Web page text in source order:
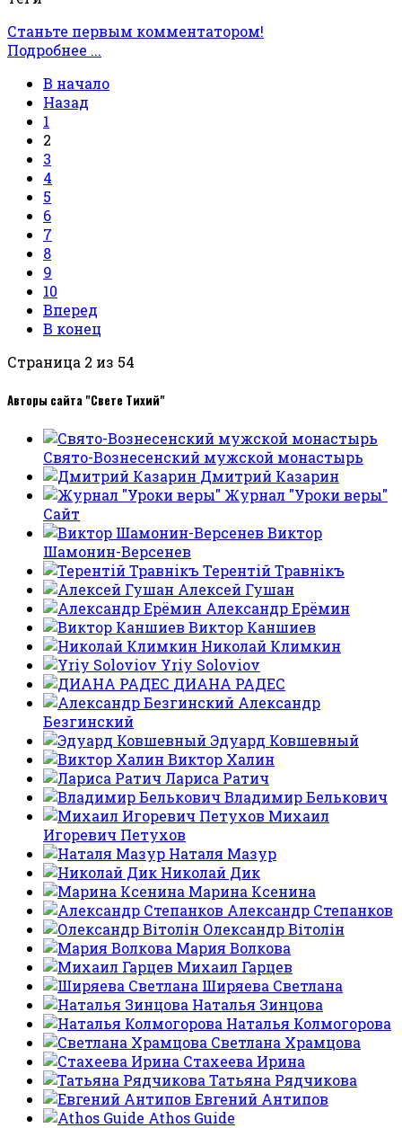
Станьте первым комментатором!
Подробнее ...
В начало
Назад
1
2
3
4
5
6
7
8
9
10
Вперед
В конец
Страница 2 из 54
Авторы сайта "Свете Тихий"
Свято-Вознесенский мужской монастырь
Дмитрий Казарин
Журнал "Уроки веры"
Сайт
Виктор
Шамонин-Версенев
Терентiй Травнiкъ
Алексей Гушан
Александр Ерёмин
Виктор Каншиев
Николай Климкин
Yriy Soloviov
ДИАНА РАДЕС
Александр
Безгинский
Эдуард Ковшевный
Виктор Халин
Лариса Ратич
Владимир Белькович
Михаил
Игоревич Петухов
Наталя Мазур
Николай Дик
Марина Ксенина
Александр Степанков
Олександр Вітолін
Мария Волкова
Михаил Гарцев
Ширяева Светлана
Наталья Зинцова
Наталья Колмогорова
Светлана Храмцова
Стахеева Ирина
Татьяна Рядчикова
Евгений Антипов
Athos Guide